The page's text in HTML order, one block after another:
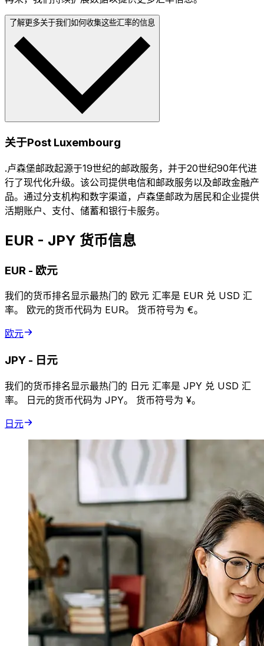
了解更多关于我们如何收集这些汇率的信息
关于Post Luxembourg
.卢森堡邮政起源于19世纪的邮政服务，并于20世纪90年代进
行了现代化升级。该公司提供电信和邮政服务以及邮政金融产
品。通过分支机构和数字渠道，卢森堡邮政为居民和企业提供
活期账户、支付、储蓄和银行卡服务。
EUR - JPY 货币信息
EUR - 欧元
我们的货币排名显示最热门的 欧元 汇率是 EUR 兑 USD 汇
率。 欧元的货币代码为 EUR。 货币符号为 €。
欧元
JPY - 日元
我们的货币排名显示最热门的 日元 汇率是 JPY 兑 USD 汇
率。 日元的货币代码为 JPY。 货币符号为 ¥。
日元